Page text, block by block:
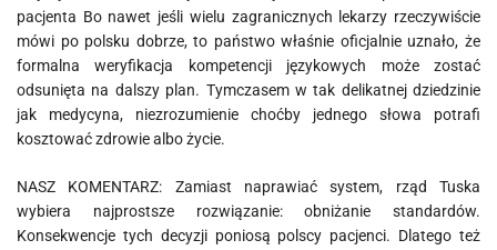
pacjenta Bo nawet jeśli wielu zagranicznych lekarzy rzeczywiście
mówi po polsku dobrze, to państwo właśnie oficjalnie uznało, że
formalna weryfikacja kompetencji językowych może zostać
odsunięta na dalszy plan. Tymczasem w tak delikatnej dziedzinie
jak medycyna, niezrozumienie choćby jednego słowa potrafi
kosztować zdrowie albo życie.
NASZ KOMENTARZ: Zamiast naprawiać system, rząd Tuska
wybiera najprostsze rozwiązanie: obniżanie standardów.
Konsekwencje tych decyzji poniosą polscy pacjenci. Dlatego też